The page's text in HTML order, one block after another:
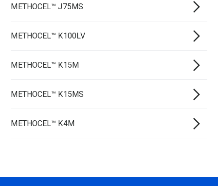
METHOCEL™ J75MS
METHOCEL™ K100LV
METHOCEL™ K15M
METHOCEL™ K15MS
METHOCEL™ K4M